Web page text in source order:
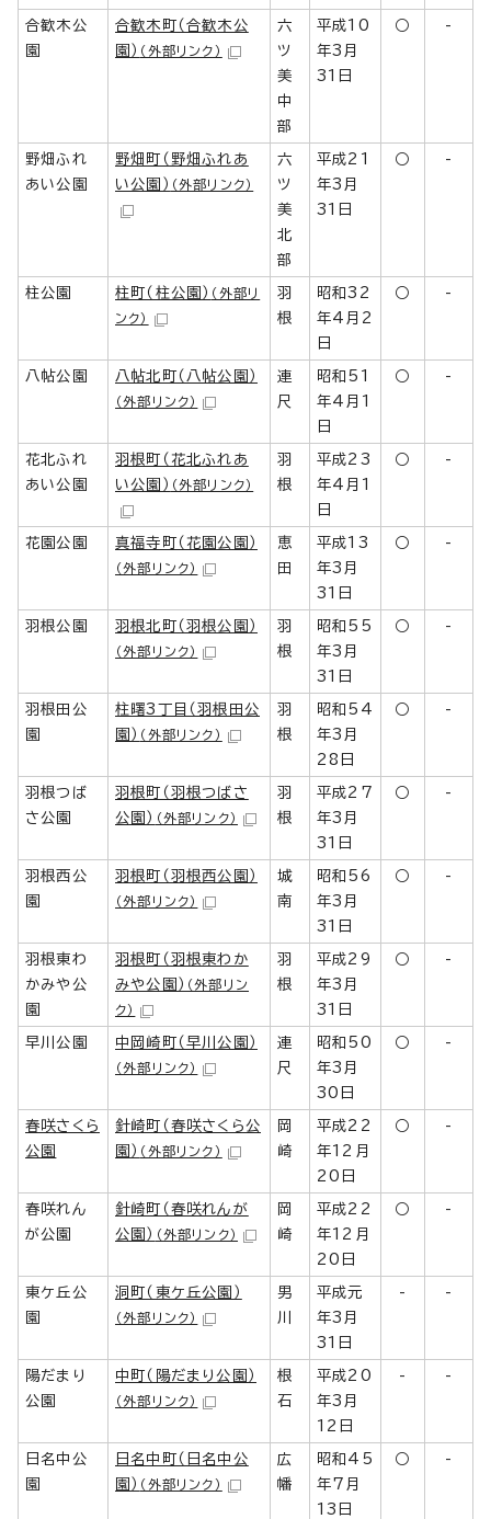
合歓木公
園
合歓木町（合歓木公
園） （外部リンク）
六
ツ
美
中
部
平成10
年3月
31日
○ -
野畑ふれ
あい公園
野畑町（野畑ふれあ
い公園） （外部リンク）
六
ツ
美
北
部
平成21
年3月
31日
○ -
柱公園 柱町（柱公園） （外部リ
ンク）
羽
根
昭和32
年4月2
日
○ -
八帖公園 八帖北町（八帖公園）
（外部リンク）
連
尺
昭和51
年4月1
日
○ -
花北ふれ
あい公園
羽根町（花北ふれあ
い公園） （外部リンク）
羽
根
平成23
年4月1
日
○ -
花園公園 真福寺町（花園公園）
（外部リンク）
恵
田
平成13
年3月
31日
○ -
羽根公園 羽根北町（羽根公園）
（外部リンク）
羽
根
昭和55
年3月
31日
○ -
羽根田公
園
柱曙3丁目（羽根田公
園） （外部リンク）
羽
根
昭和54
年3月
28日
○ -
羽根つば
さ公園
羽根町（羽根つばさ
公園） （外部リンク）
羽
根
平成27
年3月
31日
○ -
羽根西公
園
羽根町（羽根西公園）
（外部リンク）
城
南
昭和56
年3月
31日
○ -
羽根東わ
かみや公
園
羽根町（羽根東わか
みや公園） （外部リン
ク）
羽
根
平成29
年3月
31日
○ -
早川公園 中岡崎町（早川公園）
（外部リンク）
連
尺
昭和50
年3月
30日
○ -
春咲さくら
公園
針崎町（春咲さくら公
園） （外部リンク）
岡
崎
平成22
年12月
20日
○ -
春咲れん
が公園
針崎町（春咲れんが
公園） （外部リンク）
岡
崎
平成22
年12月
20日
○ -
東ケ丘公
園
洞町（東ケ丘公園）
（外部リンク）
男
川
平成元
年3月
31日
- -
陽だまり
公園
中町（陽だまり公園）
（外部リンク）
根
石
平成20
年3月
12日
- -
日名中公
園
日名中町（日名中公
園） （外部リンク）
広
幡
昭和45
年7月
13日
○ -